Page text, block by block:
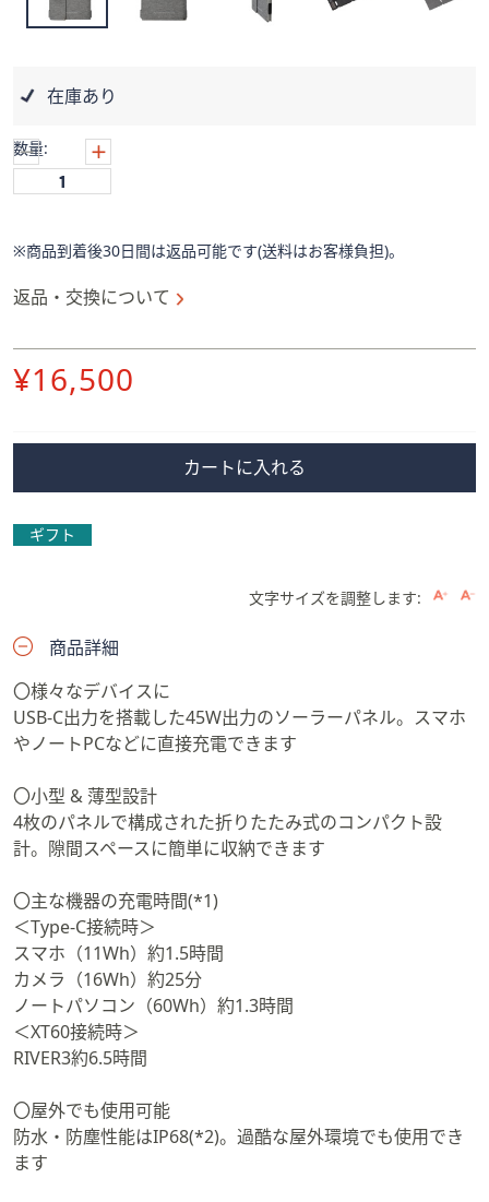
イ
し
て
閲
で
ま
在庫あり
数量:
※商品到着後30日間は返品可能です(送料はお客様負担)。
返品・交換について
削
¥16,500
カートに入れる
ギフト
文字サイズを調整します:
商品詳細
〇様々なデバイスに
USB-C出力を搭載した45W出力のソーラーパネル。スマホ
やノートPCなどに直接充電できます
〇小型 & 薄型設計
4枚のパネルで構成された折りたたみ式のコンパクト設
計。隙間スペースに簡単に収納できます
〇主な機器の充電時間(*1)
＜Type-C接続時＞
スマホ（11Wh）約1.5時間
カメラ（16Wh）約25分
ノートパソコン（60Wh）約1.3時間
＜XT60接続時＞
RIVER3約6.5時間
〇屋外でも使用可能
防水・防塵性能はIP68(*2)。過酷な屋外環境でも使用でき
ます